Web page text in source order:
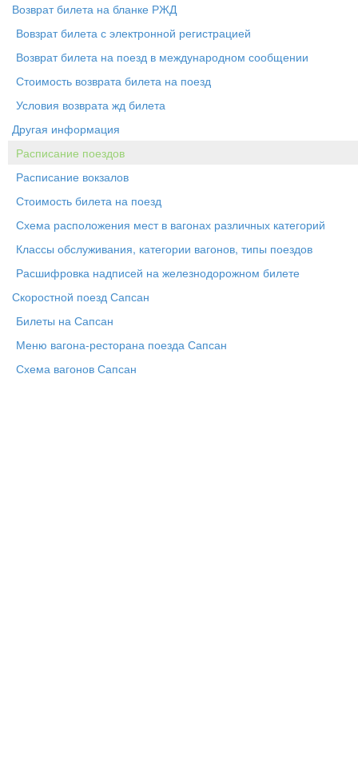
Возврат билета на бланке РЖД
Вовзрат билета с электронной регистрацией
Возврат билета на поезд в международном сообщении
Стоимость возврата билета на поезд
Условия возврата жд билета
Другая информация
Расписание поездов
Расписание вокзалов
Стоимость билета на поезд
Схема расположения мест в вагонах различных категорий
Классы обслуживания, категории вагонов, типы поездов
Расшифровка надписей на железнодорожном билете
Скоростной поезд Сапсан
Билеты на Сапсан
Меню вагона-ресторана поезда Сапсан
Схема вагонов Сапсан